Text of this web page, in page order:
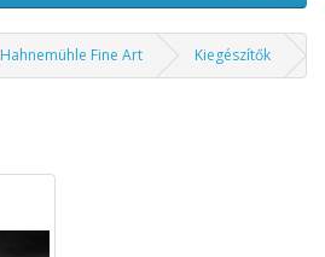
Hahnemühle Fine Art Kiegészítők